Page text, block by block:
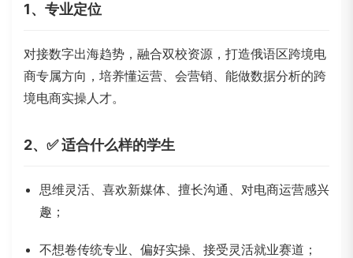
1、专业定位
对接数字出海趋势，融合双校资源，打造俄语区跨境电
商专属方向，培养懂运营、会营销、能做数据分析的跨
境电商实操人才。
2、✅ 适合什么样的学生
思维灵活、喜欢新媒体、擅长沟通、对电商运营感兴
趣；
不想卷传统专业、偏好实操、接受灵活就业赛道；